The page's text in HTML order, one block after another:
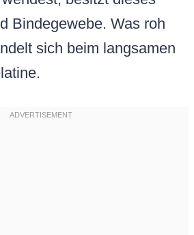
Bindegewebe. Was roh
sich beim langsamen